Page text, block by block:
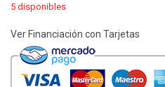
5 disponibles
Ver Financiación con Tarjetas